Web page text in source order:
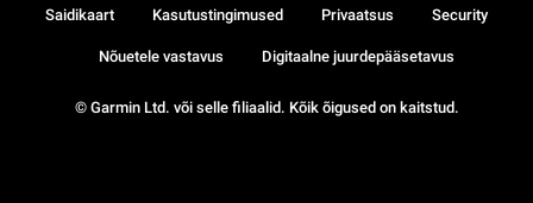
© Garmin Ltd. või selle filiaalid. Kõik õigused on kaitstud.
Saidikaart Kasutustingimused Privaatsus Security
Nõuetele vastavus Digitaalne juurdepääsetavus